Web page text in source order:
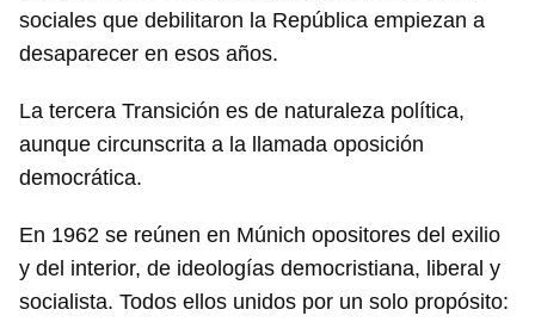
sociales que debilitaron la República empiezan a
desaparecer en esos años.
La tercera Transición es de naturaleza política,
aunque circunscrita a la llamada oposición
democrática.
En 1962 se reúnen en Múnich opositores del exilio
y del interior, de ideologías democristiana, liberal y
socialista. Todos ellos unidos por un solo propósito: